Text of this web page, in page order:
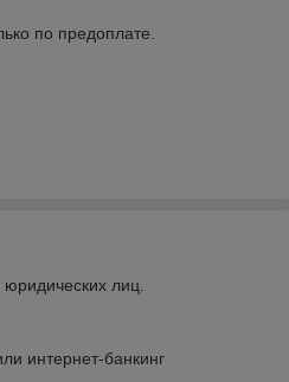
по предоплате.
лиц.
интернет-банкинг